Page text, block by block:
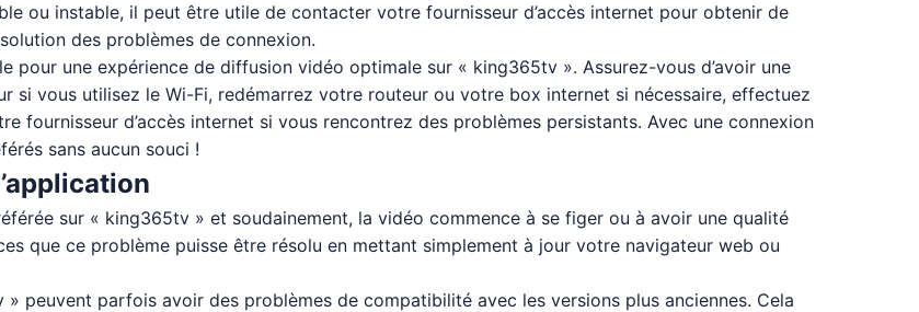
ou instable, il peut être utile de contacter votre fournisseur d’accès internet pour obtenir de
des problèmes de connexion.
pour une expérience de diffusion vidéo optimale sur « king365tv ». Assurez-vous d’avoir une
si vous utilisez le Wi-Fi, redémarrez votre routeur ou votre box internet si nécessaire, effectuez
fournisseur d’accès internet si vous rencontrez des problèmes persistants. Avec une connexion
sans aucun souci !
sur « king365tv » et soudainement, la vidéo commence à se figer ou à avoir une qualité
que ce problème puisse être résolu en mettant simplement à jour votre navigateur web ou
peuvent parfois avoir des problèmes de compatibilité avec les versions plus anciennes. Cela